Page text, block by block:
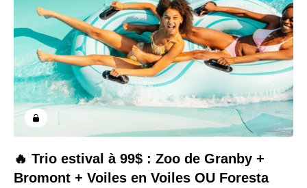
🔥 Trio estival à 99$ : Zoo de Granby +
Bromont + Voiles en Voiles OU Foresta